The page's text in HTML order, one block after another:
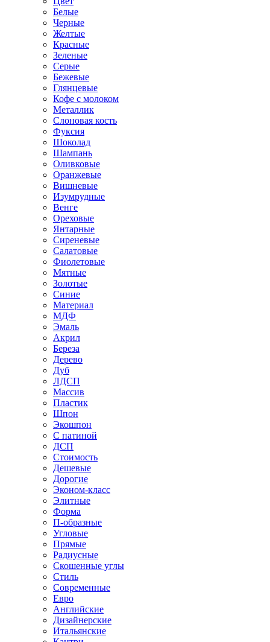
Белые
Черные
Желтые
Красные
Зеленые
Серые
Бежевые
Глянцевые
Кофе с молоком
Металлик
Слоновая кость
Фуксия
Шоколад
Шампань
Оливковые
Оранжевые
Вишневые
Изумрудные
Венге
Ореховые
Янтарные
Сиреневые
Салатовые
Фиолетовые
Мятные
Золотые
Синие
Материал
МДФ
Эмаль
Акрил
Береза
Дерево
Дуб
ЛДСП
Массив
Пластик
Шпон
Экошпон
С патиной
ДСП
Стоимость
Дешевые
Дорогие
Эконом-класс
Элитные
Форма
П-образные
Угловые
Прямые
Радиусные
Скошенные углы
Стиль
Современные
Евро
Английские
Дизайнерские
Итальянские